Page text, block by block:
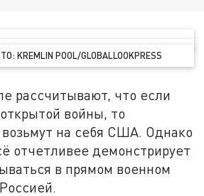
POOL/GLOBALLOOKPRESS
рассчитывают, что если
войны, то
на себя США. Однако
отчетливее демонстрирует
в прямом военном